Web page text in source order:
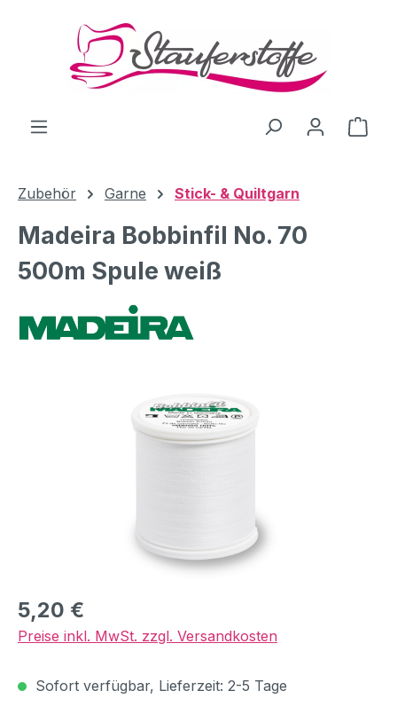
Zum Hauptinhalt springen
Zubehör Garne Stick- & Quiltgarn
Madeira Bobbinfil No. 70
500m Spule weiß
Regulärer Preis:
5,20 €
Preise inkl. MwSt. zzgl. Versandkosten
Sofort verfügbar, Lieferzeit: 2-5 Tage